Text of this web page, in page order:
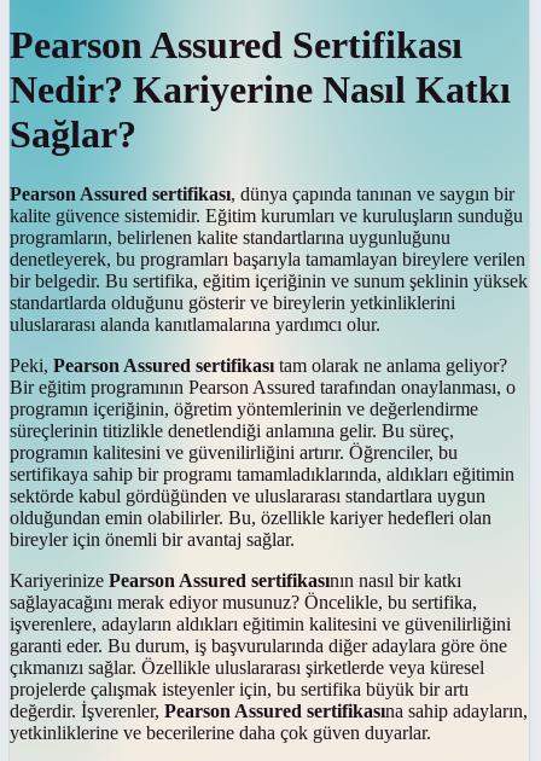
Pearson Assured Sertifikası
Nedir? Kariyerine Nasıl Katkı
Sağlar?
Pearson Assured sertifikası, dünya çapında tanınan ve saygın bir
kalite güvence sistemidir. Eğitim kurumları ve kuruluşların sunduğu
programların, belirlenen kalite standartlarına uygunluğunu
denetleyerek, bu programları başarıyla tamamlayan bireylere verilen
bir belgedir. Bu sertifika, eğitim içeriğinin ve sunum şeklinin yüksek
standartlarda olduğunu gösterir ve bireylerin yetkinliklerini
uluslararası alanda kanıtlamalarına yardımcı olur.
Peki, Pearson Assured sertifikası tam olarak ne anlama geliyor?
Bir eğitim programının Pearson Assured tarafından onaylanması, o
programın içeriğinin, öğretim yöntemlerinin ve değerlendirme
süreçlerinin titizlikle denetlendiği anlamına gelir. Bu süreç,
programın kalitesini ve güvenilirliğini artırır. Öğrenciler, bu
sertifikaya sahip bir programı tamamladıklarında, aldıkları eğitimin
sektörde kabul gördüğünden ve uluslararası standartlara uygun
olduğundan emin olabilirler. Bu, özellikle kariyer hedefleri olan
bireyler için önemli bir avantaj sağlar.
Kariyerinize Pearson Assured sertifikasının nasıl bir katkı
sağlayacağını merak ediyor musunuz? Öncelikle, bu sertifika,
işverenlere, adayların aldıkları eğitimin kalitesini ve güvenilirliğini
garanti eder. Bu durum, iş başvurularında diğer adaylara göre öne
çıkmanızı sağlar. Özellikle uluslararası şirketlerde veya küresel
projelerde çalışmak isteyenler için, bu sertifika büyük bir artı
değerdir. İşverenler, Pearson Assured sertifikasına sahip adayların,
yetkinliklerine ve becerilerine daha çok güven duyarlar.